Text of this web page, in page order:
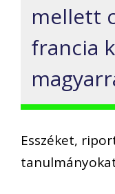
mellett
francia
Esszéket,